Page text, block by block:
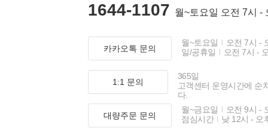
1644-1107 월~토요일 오전 7시 -
카카오톡 문의
월~토요일
오전 7시 -
일/공휴일
오전 7시 -
1:1 문의
365일
고객센터 운영시간에 순
다.
대량주문 문의
월~금요일
오전 9시 -
점심시간
낮 12시 - 오